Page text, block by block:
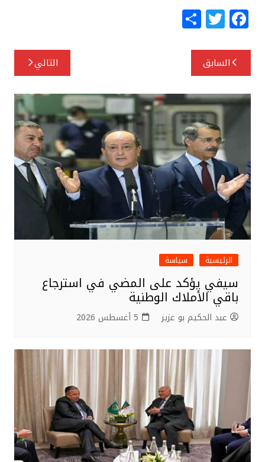
F
a
c
e
b
o
o
k
T
w
itt
e
r
S
h
تصفّح
المقالات
السابق التالي
الرئيسية سياسة
سيفي يؤكد على المضي في استرجاع
باقي الأملاك الوطنية
عبد الحكيم بو عزيز 5 أغسطس 2026